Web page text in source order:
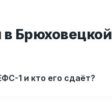
Брюховецкой
1 и кто его сдаёт?